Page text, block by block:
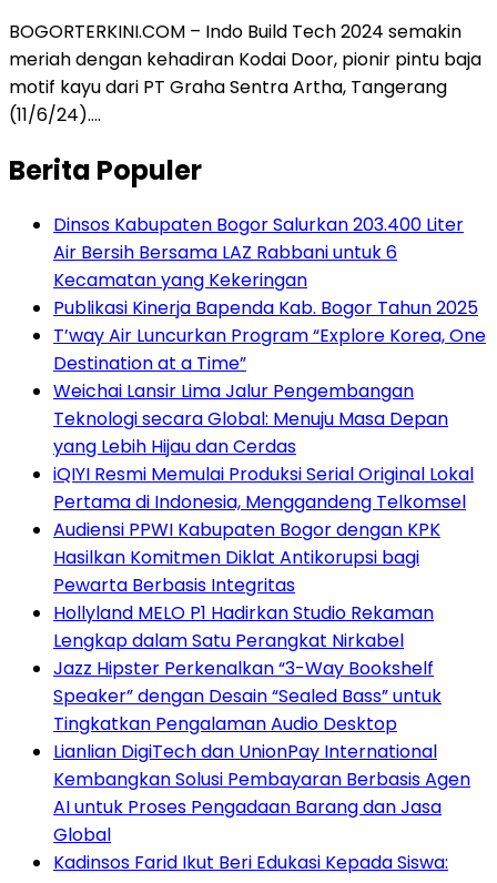
BOGORTERKINI.COM – Indo Build Tech 2024 semakin
meriah dengan kehadiran Kodai Door, pionir pintu baja
motif kayu dari PT Graha Sentra Artha, Tangerang
(11/6/24)….
Berita Populer
Dinsos Kabupaten Bogor Salurkan 203.400 Liter
Air Bersih Bersama LAZ Rabbani untuk 6
Kecamatan yang Kekeringan
Publikasi Kinerja Bapenda Kab. Bogor Tahun 2025
T’way Air Luncurkan Program “Explore Korea, One
Destination at a Time”
Weichai Lansir Lima Jalur Pengembangan
Teknologi secara Global: Menuju Masa Depan
yang Lebih Hijau dan Cerdas
iQIYI Resmi Memulai Produksi Serial Original Lokal
Pertama di Indonesia, Menggandeng Telkomsel
Audiensi PPWI Kabupaten Bogor dengan KPK
Hasilkan Komitmen Diklat Antikorupsi bagi
Pewarta Berbasis Integritas
Hollyland MELO P1 Hadirkan Studio Rekaman
Lengkap dalam Satu Perangkat Nirkabel
Jazz Hipster Perkenalkan “3-Way Bookshelf
Speaker” dengan Desain “Sealed Bass” untuk
Tingkatkan Pengalaman Audio Desktop
Lianlian DigiTech dan UnionPay International
Kembangkan Solusi Pembayaran Berbasis Agen
AI untuk Proses Pengadaan Barang dan Jasa
Global
Kadinsos Farid Ikut Beri Edukasi Kepada Siswa: